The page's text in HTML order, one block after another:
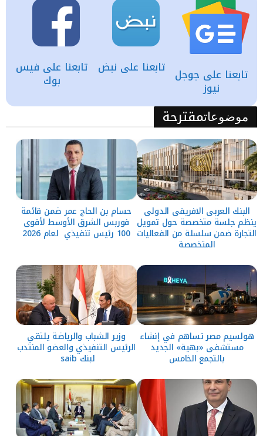
تابعنا على فيس
بوك
تابعنا على نبض تابعنا على جوجل
نيوز
موضوعاتمقترحة
البنك العربى الافريقى الدولى
ينظم جلسة متخصصة حول تمويل
التجارة ضمن سلسلة من الفعاليات
المتخصصة
حسام بن الحاج عمر ضمن قائمة
فوربس الشرق الأوسط لأقوى
100 رئيس تنفيذي لعام 2026
هولسيم مصر تساهم في إنشاء
مستشفى «بهية» الجديد
بالتجمع الخامس
وزير الشباب والرياضة يلتقي
الرئيس التنفيذي والعضو المنتدب
لبنك saib